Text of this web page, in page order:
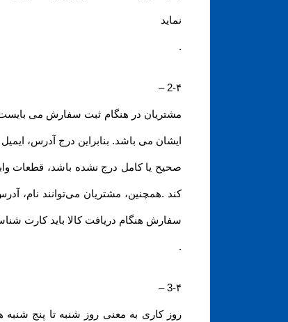
نماید
.
2-۴ –
مشتریان در هنگام ثبت سفارش می بایست
ایشان می باشد. بنابراین درج آدرس،
صحیح یا کامل درج نشده باشد، قطعات
کند .همچنین، مشتریان می‌توانند نام،
سفارش هنگام دریافت کالا باید کارت
.
3-۴–
روز کاری به معنی روز شنبه تا پنج